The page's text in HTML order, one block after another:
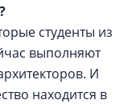
студенты из
выполняют
И
находится в